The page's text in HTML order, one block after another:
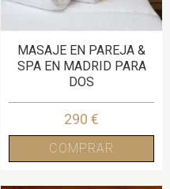
MASAJE EN PAREJA &
SPA EN MADRID PARA
DOS
290 €
COMPRAR